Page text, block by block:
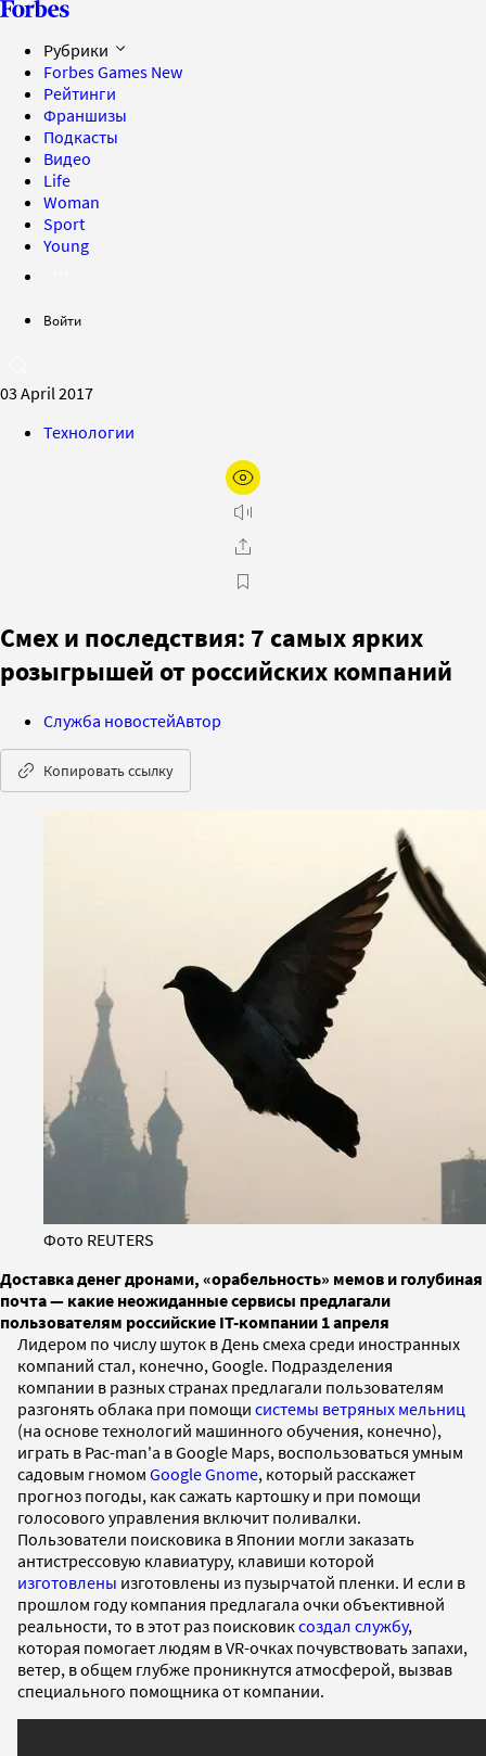
Рубрики
Forbes Games New
Рейтинги
Франшизы
Подкасты
Видео
Life
Woman
Sport
Young
Войти
03 April 2017
Технологии
Смех и последствия: 7 самых ярких
розыгрышей от российских компаний
Служба новостейАвтор
Копировать ссылку
Фото REUTERS
Доставка денег дронами, «орабельность» мемов и голубиная
почта — какие неожиданные сервисы предлагали
пользователям российские IT-компании 1 апреля
Лидером по числу шуток в День смеха среди иностранных
компаний стал, конечно, Google. Подразделения
компании в разных странах предлагали пользователям
разгонять облака при помощи системы ветряных мельниц
(на основе технологий машинного обучения, конечно),
играть в Pac-man'а в Google Maps, воспользоваться умным
садовым гномом Google Gnomе, который расскажет
прогноз погоды, как сажать картошку и при помощи
голосового управления включит поливалки.
Пользователи поисковика в Японии могли заказать
антистрессовую клавиатуру, клавиши которой
изготовлены изготовлены из пузырчатой пленки. И если в
прошлом году компания предлагала очки объективной
реальности, то в этот раз поисковиксоздал службу,
которая помогает людям в VR-очках почувствовать запахи,
ветер, в общем глубже проникнутся атмосферой, вызвав
специального помощника от компании.